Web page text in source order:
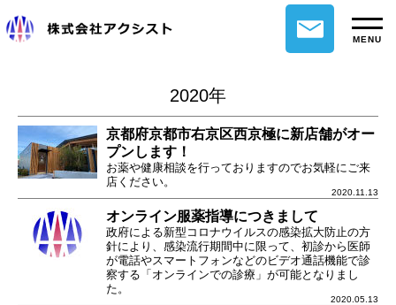
MENU
2020年
2020.11.13
京都府京都市右京区西京極に新店舗がオー
プンします！
お薬や健康相談を行っておりますのでお気軽にご来
店ください。
2020.05.13
オンライン服薬指導につきまして
政府による新型コロナウイルスの感染拡大防止の方
針により、感染流行期間中に限って、初診から医師
が電話やスマートフォンなどのビデオ通話機能で診
察する「オンラインでの診療」が可能となりまし
た。